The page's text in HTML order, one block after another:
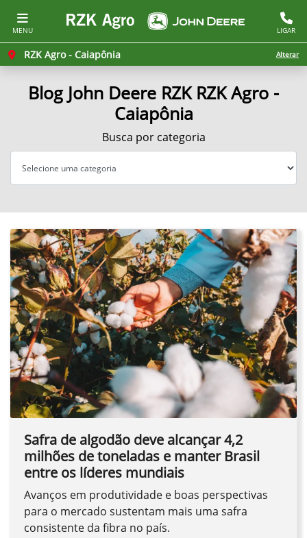
MENU LIGAR
RZK Agro - Caiapônia Alterar
Blog John Deere RZK RZK Agro -
Caiapônia
Busca por categoria
Safra de algodão deve alcançar 4,2
milhões de toneladas e manter Brasil
entre os líderes mundiais
Avanços em produtividade e boas perspectivas
para o mercado sustentam mais uma safra
consistente da fibra no país.